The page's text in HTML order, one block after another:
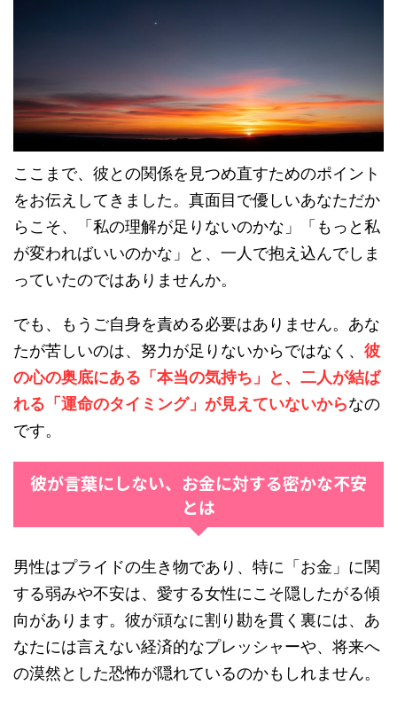
ここまで、彼との関係を見つめ直すためのポイント
をお伝えしてきました。真面目で優しいあなただか
らこそ、「私の理解が足りないのかな」「もっと私
が変わればいいのかな」と、一人で抱え込んでしま
っていたのではありませんか。
でも、もうご自身を責める必要はありません。あな
たが苦しいのは、努力が足りないからではなく、 彼
の心の奥底にある「本当の気持ち」と、二人が結ば
れる「運命のタイミング」が見えていないからなの
です。
彼が言葉にしない、お金に対する密かな不安
とは
男性はプライドの生き物であり、特に「お金」に関
する弱みや不安は、愛する女性にこそ隠したがる傾
向があります。彼が頑なに割り勘を貫く裏には、あ
なたには言えない経済的なプレッシャーや、将来へ
の漠然とした恐怖が隠れているのかもしれません。